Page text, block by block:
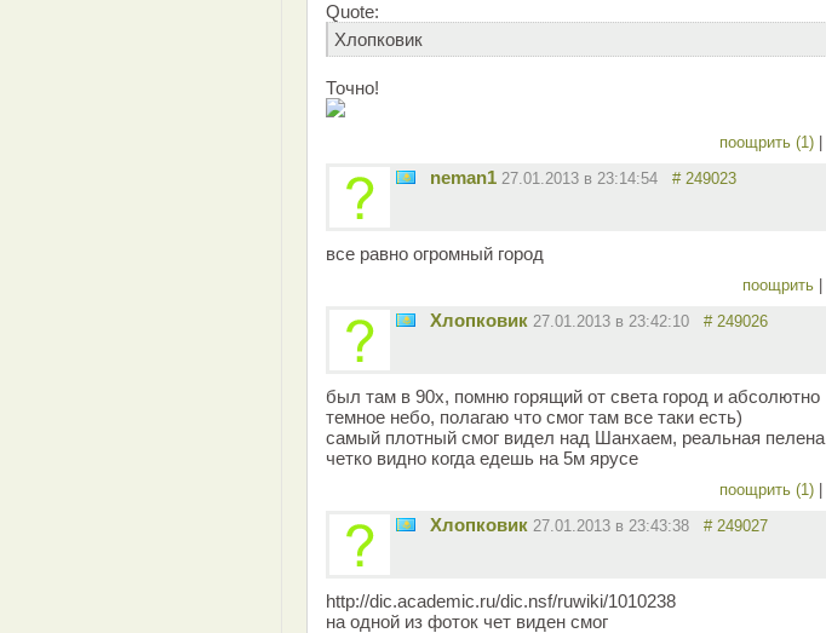
Quote:
Хлопковик
Точно!
поощрить (1)
neman1 27.01.2013 в 23:14:54 # 249023
все равно огромный город
поощрить
Хлопковик 27.01.2013 в 23:42:10 # 249026
был там в 90х, помню горящий от света город и абсолютно
темное небо, полагаю что смог там все таки есть)
самый плотный смог видел над Шанхаем, реальная пелена
четко видно когда едешь на 5м ярусе
поощрить (1)
Хлопковик 27.01.2013 в 23:43:38 # 249027
http://dic.academic.ru/dic.nsf/ruwiki/1010238
на одной из фоток чет виден смог